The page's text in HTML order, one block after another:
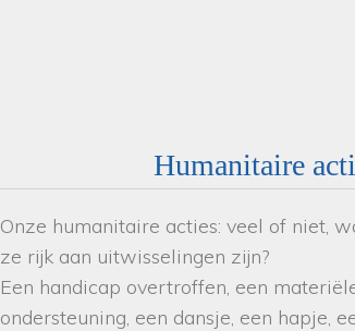
Humanitaire
Onze humanitaire acties: veel of niet,
ze rijk aan uitwisselingen zijn?
Een handicap overtroffen, een
ondersteuning, een dansje, een hapje,